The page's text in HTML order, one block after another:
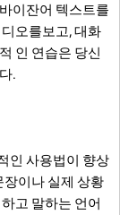
이잔어 텍스트를
오를보고, 대화
인 연습은 당신
.
인 사용법이 향상
장이나 실제 상황
고 말하는 언어